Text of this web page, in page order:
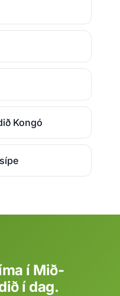
Kongó
í Mið-
í dag.